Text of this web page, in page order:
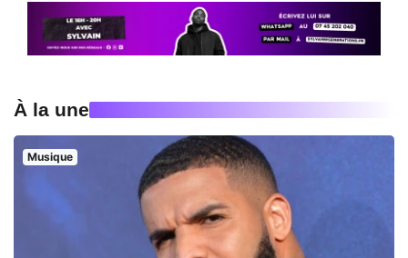
À la une
Musique